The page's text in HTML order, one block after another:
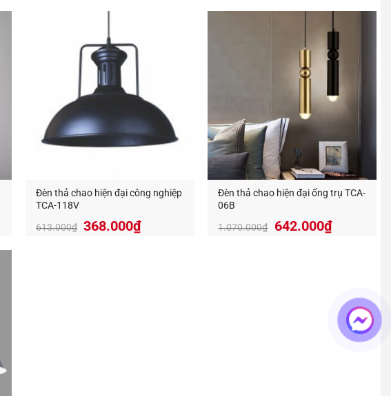
Đèn thả chao hiện đại công nghiệp
TCA-118V
613.000₫ 368.000₫
Đèn thả chao hiện đại ống trụ TCA-
06B
1.070.000₫ 642.000₫